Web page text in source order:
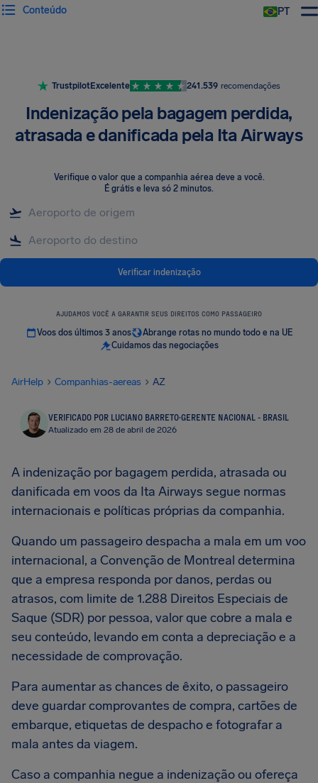
PT
Conteúdo
TrustpilotExcelente 241.539 recomendações
Indenização pela bagagem perdida,
atrasada e danificada pela Ita Airways
Verifique o valor que a companhia aérea deve a você.
É grátis e leva só 2 minutos.
Verificar indenização
AJUDAMOS VOCÊ A GARANTIR SEUS DIREITOS COMO PASSAGEIRO
Voos dos últimos 3 anos
Abrange rotas no mundo todo e na UE
Cuidamos das negociações
AirHelp Companhias-aereas AZ
VERIFICADO POR LUCIANO BARRETO·GERENTE NACIONAL - BRASIL
Atualizado em 28 de abril de 2026
A indenização por bagagem perdida, atrasada ou
danificada em voos da Ita Airways segue normas
internacionais e políticas próprias da companhia.
Quando um passageiro despacha a mala em um voo
internacional, a Convenção de Montreal determina
que a empresa responda por danos, perdas ou
atrasos, com limite de 1.288 Direitos Especiais de
Saque (SDR) por pessoa, valor que cobre a mala e
seu conteúdo, levando em conta a depreciação e a
necessidade de comprovação.
Para aumentar as chances de êxito, o passageiro
deve guardar comprovantes de compra, cartões de
embarque, etiquetas de despacho e fotografar a
mala antes da viagem.
Caso a companhia negue a indenização ou ofereça